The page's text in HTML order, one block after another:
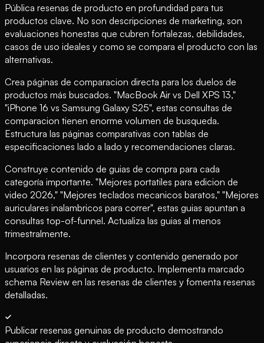
Pública resenas de producto en profundidad para tus
productos clave. No son descripciones de marketing, son
evaluaciones honestas que cubren fortalezas, debilidades,
casos de uso ideales y como se compara el producto con las
alternativas.
Crea páginas de comparacion directa para los duelos de
productos más buscados. "MacBook Air vs Dell XPS 13,"
"iPhone 16 vs Samsung Galaxy S25", estas consultas de
comparacion tienen enorme volumen de busqueda.
Estructura las páginas comparativas con tablas de
especificaciones lado a lado y recomendaciones claras.
Construye contenido de guias de compra para cada
categoría importante. "Mejores portatiles para edicion de
video 2026," "Mejores teclados mecanicos baratos," "Mejores
auriculares inalambricos para correr", estas guias apuntan a
consultas top-of-funnel. Actualiza las guias al menos
trimestralmente.
Incorpora resenas de clientes y contenido generado por
usuarios en las páginas de producto. Implementa marcado
schema Review en las resenas de clientes y fomenta resenas
detalladas.
Publicar resenas genuinas de producto demostrando